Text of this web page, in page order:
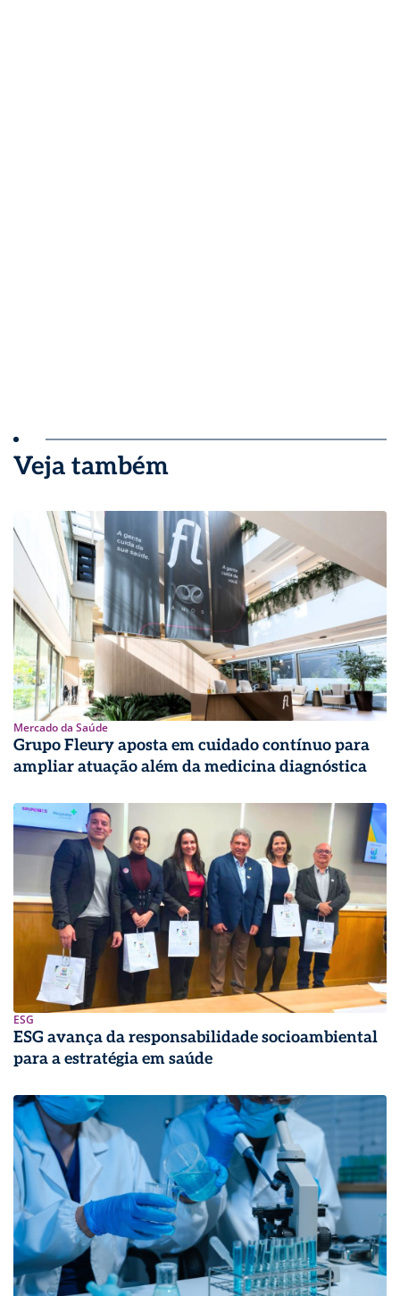
Veja também
Mercado da Saúde
Grupo Fleury aposta em cuidado contínuo para
ampliar atuação além da medicina diagnóstica
ESG
ESG avança da responsabilidade socioambiental
para a estratégia em saúde